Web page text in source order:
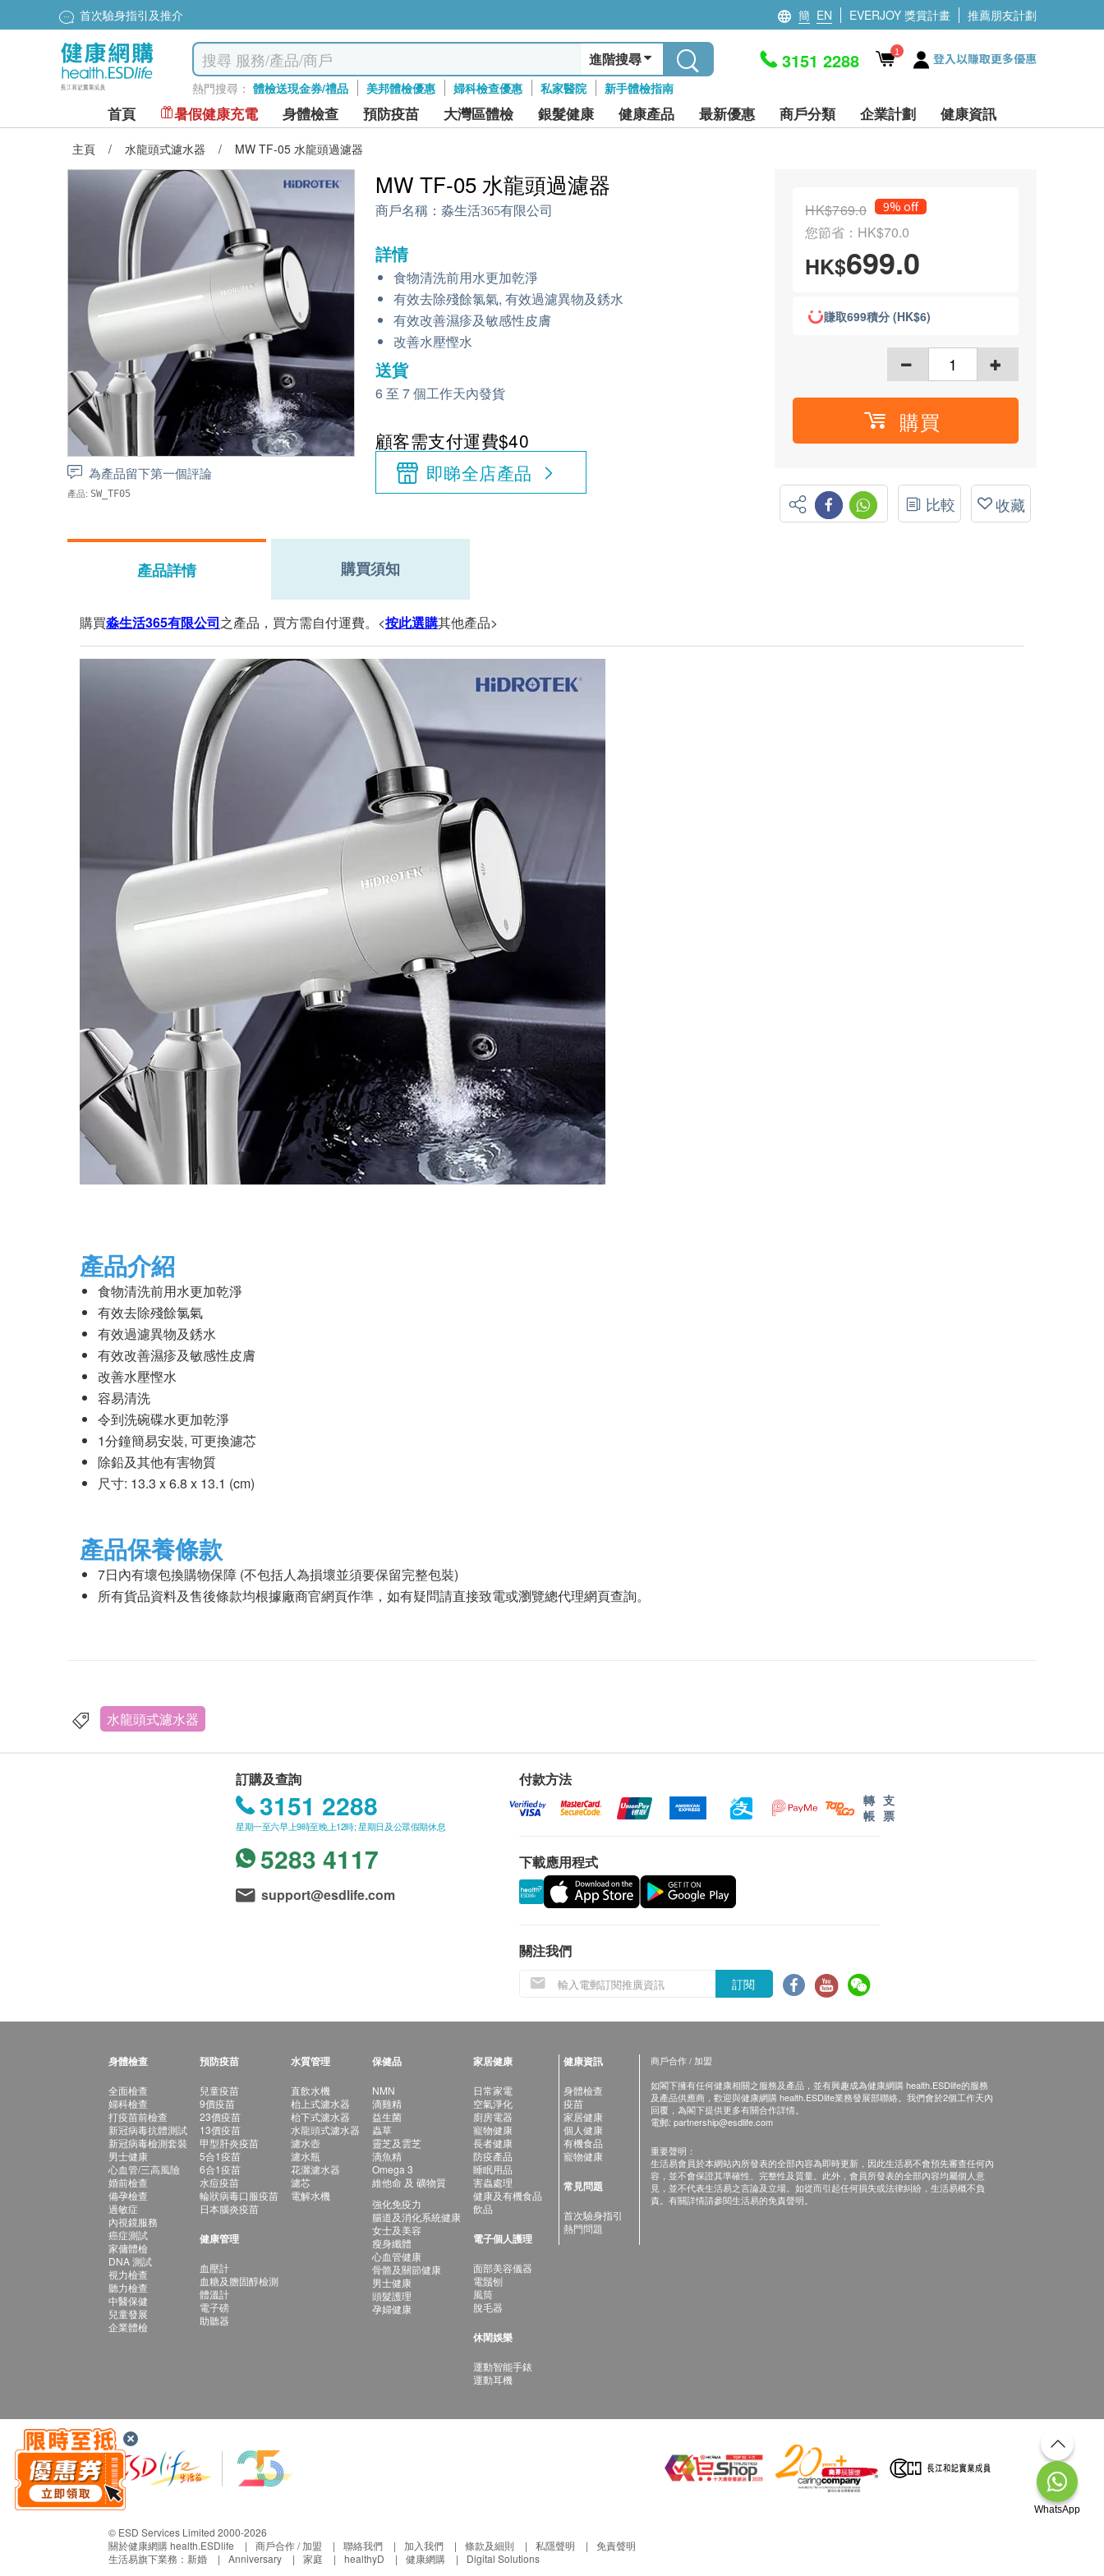
首次驗身指引及推介 簡 EN EVERJOY 獎賞計畫 推薦朋友計劃
進階搜尋
熱門搜尋： 體檢送現金券/禮品 美邦體檢優惠 婦科檢查優惠 私家醫院 新手體檢指南
3151 2288 1 登入以賺取更多優惠
首頁 暑假健康充電 身體檢查 預防疫苗 大灣區體檢 銀髮健康 健康產品 最新優惠 商戶分類 企業計劃 健康資訊
主頁 / 水龍頭式濾水器 / MW TF-05 水龍頭過濾器
為產品留下第一個評論
產品: SW_TF05
MW TF-05 水龍頭過濾器
商戶名稱： 淼生活365有限公司
詳情
食物清洗前用水更加乾淨
有效去除殘餘氯氣, 有效過濾異物及銹水
有效改善濕疹及敏感性皮膚
改善水壓慳水
送貨
6 至 7 個工作天內發貨
顧客需支付運費$40
即睇全店產品
HK$769.0 9% off
您節省：HK$70.0
HK$699.0
賺取699積分 (HK$6)
購買
比較 收藏
產品詳情 購買須知
購買淼生活365有限公司之產品，買方需自付運費。<按此選購其他產品>
產品介紹
食物清洗前用水更加乾淨
有效去除殘餘氯氣
有效過濾異物及銹水
有效改善濕疹及敏感性皮膚
改善水壓慳水
容易清洗
令到洗碗碟水更加乾淨
1分鐘簡易安裝, 可更換濾芯
除鉛及其他有害物質
尺寸: 13.3 x 6.8 x 13.1 (cm)
產品保養條款
7日內有壞包換購物保障 (不包括人為損壞並須要保留完整包裝)
所有貨品資料及售後條款均根據廠商官網頁作準，如有疑問請直接致電或瀏覽總代理網頁查詢。
水龍頭式濾水器
訂購及查詢
3151 2288
星期一至六早上9時至晚上12時; 星期日及公眾假期休息
5283 4117
support@esdlife.com
付款方法
轉
帳
支
票
下載應用程式
關注我們
訂閱
身體檢查
全面檢查
婦科檢查
打疫苗前檢查
新冠病毒抗體測試
新冠病毒檢測套裝
男士健康
心血管/三高風險
婚前檢查
備孕檢查
過敏症
內視鏡服務
癌症測試
家傭體檢
DNA 測試
視力檢查
聽力檢查
中醫保健
兒童發展
企業體檢
預防疫苗
兒童疫苗
9價疫苗
23價疫苗
13價疫苗
甲型肝炎疫苗
5合1疫苗
6合1疫苗
水痘疫苗
輪狀病毒口服疫苗
日本腦炎疫苗
健康管理
血壓計
血糖及膽固醇檢測
體溫計
電子磅
助聽器
水質管理
直飲水機
枱上式濾水器
枱下式濾水器
水龍頭式濾水器
濾水壺
濾水瓶
花灑濾水器
濾芯
電解水機
保健品
NMN
滴雞精
益生菌
蟲草
靈芝及雲芝
滴魚精
Omega 3
維他命 及 礦物質
強化免疫力
腸道及消化系統健康
女士及美容
瘦身纖體
心血管健康
骨骼及關節健康
男士健康
頭髮護理
孕婦健康
家居健康
日常家電
空氣淨化
廚房電器
寵物健康
長者健康
防疫產品
睡眠用品
害蟲處理
健康及有機食品
飲品
電子個人護理
面部美容儀器
電鬚刨
風筒
脫毛器
休閑娛樂
運動智能手錶
運動耳機
健康資訊
身體檢查
疫苗
家居健康
個人健康
有機食品
寵物健康
常見問題
首次驗身指引
熱門問題
商戶合作 / 加盟
如閣下擁有任何健康相關之服務及產品，並有興趣成為健康網購 health.ESDlife的服務
及產品供應商，歡迎與健康網購 health.ESDlife業務發展部聯絡。我們會於2個工作天內
回覆，為閣下提供更多有關合作詳情。
電郵: partnership@esdlife.com
重要聲明：
生活易會員於本網站內所發表的全部內容為即時更新，因此生活易不會預先審查任何內
容，並不會保證其準確性、完整性及質量。此外，會員所發表的全部內容均屬個人意
見，並不代表生活易之言論及立場。如從而引起任何損失或法律糾紛，生活易概不負
責。有關詳情請參閱生活易的免責聲明。
© ESD Services Limited 2000-2026
關於健康網購 health.ESDlife
商戶合作 / 加盟 聯絡我們 加入我們 條款及細則 私隱聲明
免責聲明
生活易旗下業務： 新婚 Anniversary 家庭 healthyD 健康網購 Digital Solutions
WhatsApp